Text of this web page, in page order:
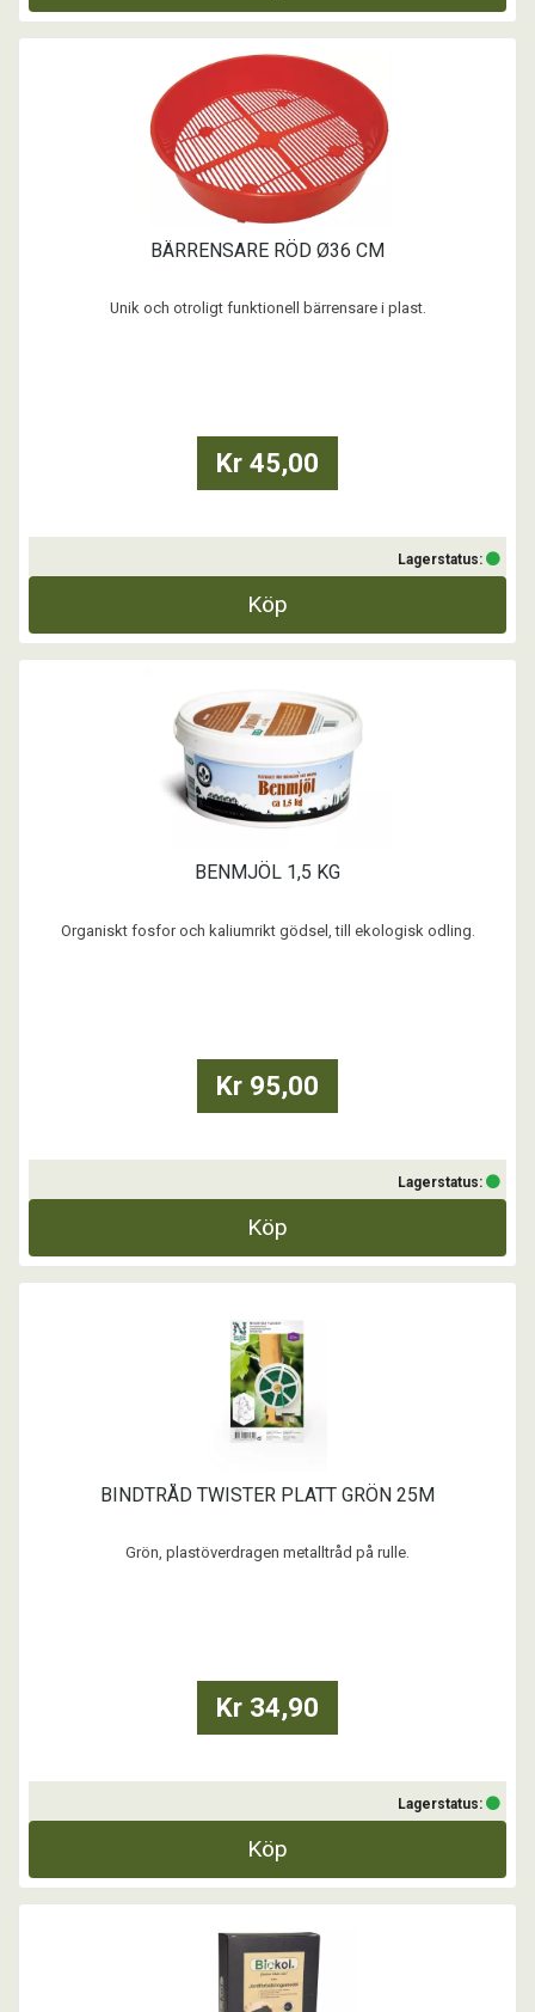
BÄRRENSARE RÖD Ø36 CM
Unik och otroligt funktionell bärrensare i plast.
Kr 45,00
Lagerstatus:
Köp
BENMJÖL 1,5 KG
Organiskt fosfor och kaliumrikt gödsel, till ekologisk odling.
Kr 95,00
Lagerstatus:
Köp
BINDTRÅD TWISTER PLATT GRÖN 25M
Grön, plastöverdragen metalltråd på rulle.
Kr 34,90
Lagerstatus:
Köp